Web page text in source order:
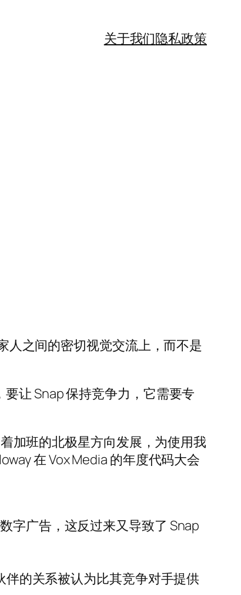
关于我们隐私政策
人之间的密切视觉交流上，而不是
让 Snap 保持竞争力，它需要专
加班的北极星方向发展，为使用我
在 Vox Media 的年度代码大会
字广告，这反过来又导致了 Snap
的关系被认为比其竞争对手提供